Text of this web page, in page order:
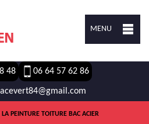
MENU
48 06 64 57 62 86
PEINTURE TOITURE BAC ACIER